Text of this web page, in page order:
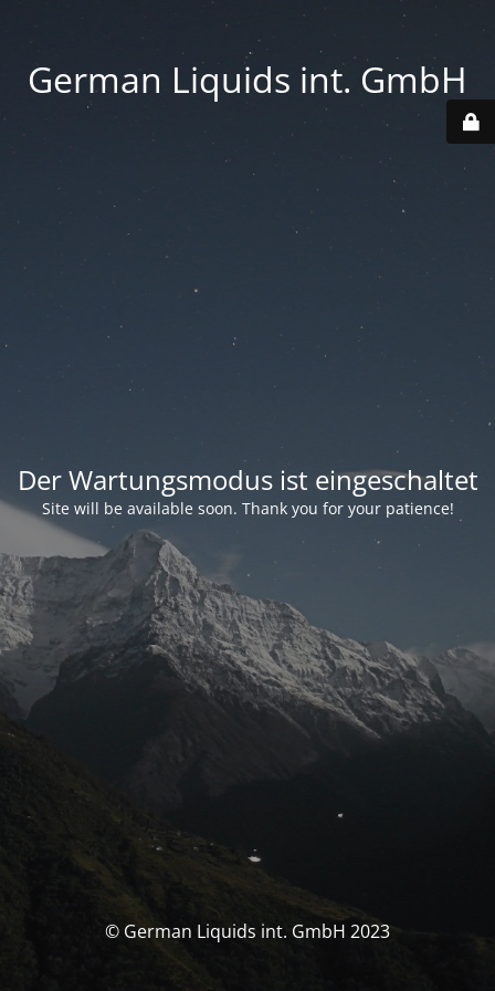
German Liquids int. GmbH
Der Wartungsmodus ist eingeschaltet
Site will be available soon. Thank you for your patience!
© German Liquids int. GmbH 2023